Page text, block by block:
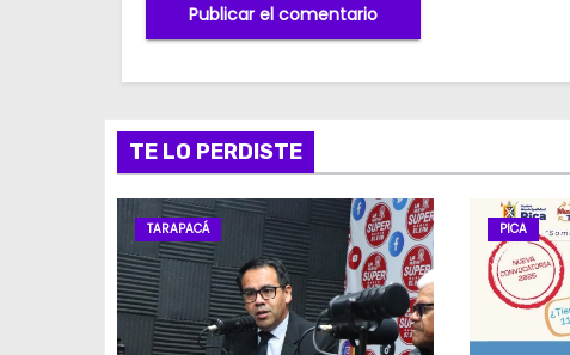
TE LO PERDISTE
TARAPACÁ PICA